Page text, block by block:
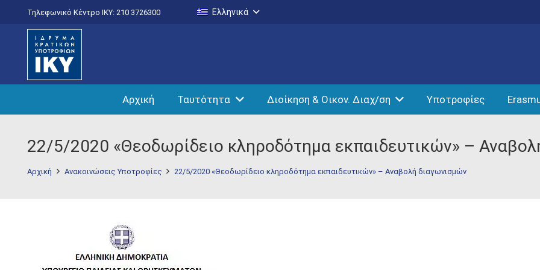
Τηλεφωνικό Κέντρο IKY: 210 3726300 Ελληνικά
Αρχική Ταυτότητα Διοίκηση & Οικον. Διαχ/ση Υποτροφίες
22/5/2020 «Θεοδωρίδειο κληροδότημα εκπαιδευτικών» –
Αρχική Ανακοινώσεις Υποτροφίες 22/5/2020 «Θεοδωρίδειο κληροδότημα εκπαιδευτικών» – Αναβολή διαγωνισμών